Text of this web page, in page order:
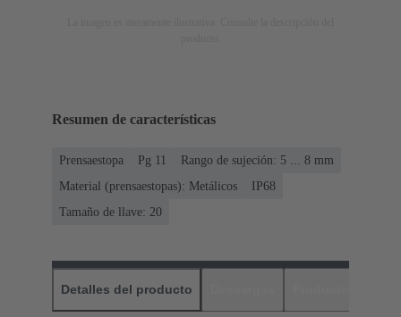
Resumen de características
Prensaestopa Pg 11
Rango de sujeción: 5 ... 8 mm
Material (prensaestopas): Metálicos
IP68
Tamaño de llave: 20
Detalles del producto